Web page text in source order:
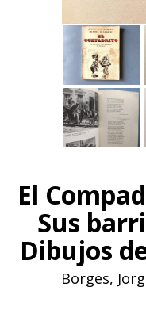
El
Sus
Dibujos
Borges,